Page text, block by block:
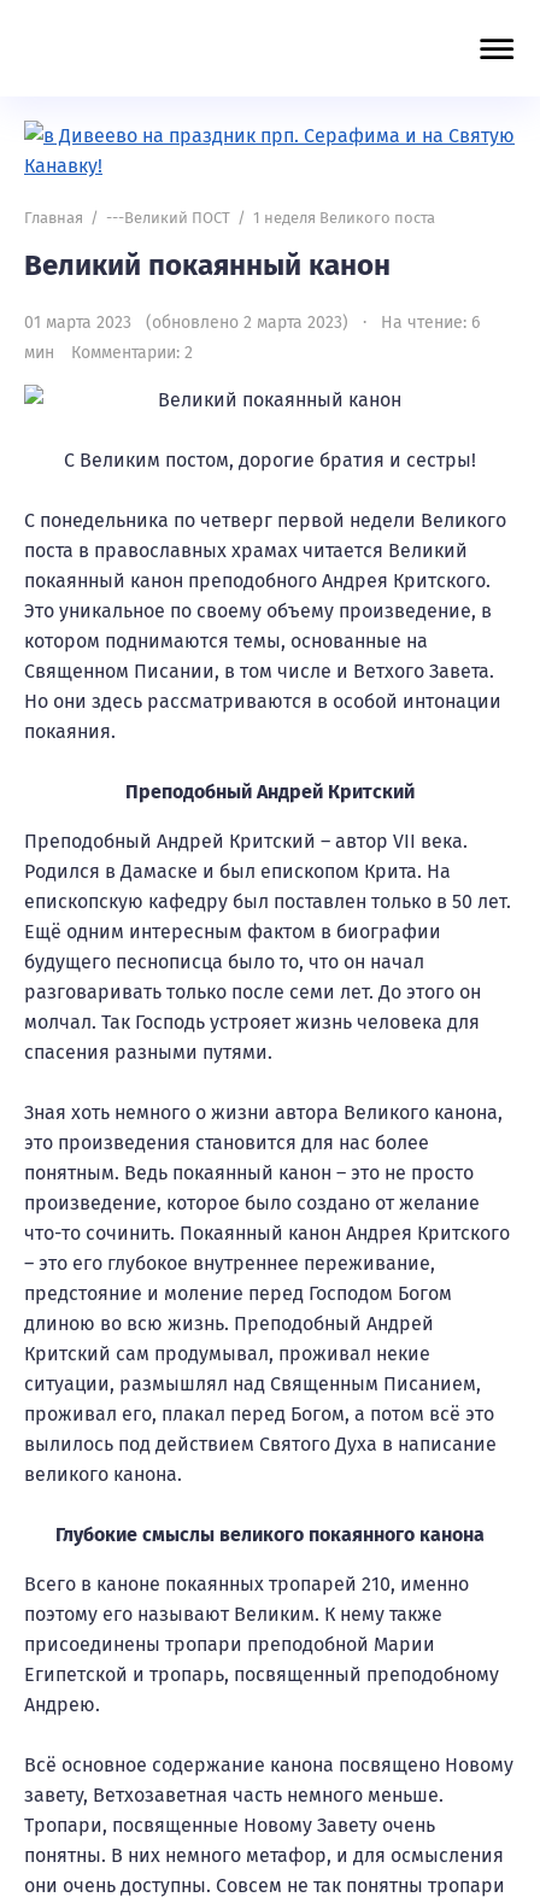
Главная / ---Великий ПОСТ / 1 неделя Великого поста
Великий покаянный канон
01 марта 2023 (обновлено 2 марта 2023) · На чтение: 6
мин
Комментарии: 2
С Великим постом, дорогие братия и сестры!
С понедельника по четверг первой недели Великого
поста в православных храмах читается Великий
покаянный канон преподобного Андрея Критского.
Это уникальное по своему объему произведение, в
котором поднимаются темы, основанные на
Священном Писании, в том числе и Ветхого Завета.
Но они здесь рассматриваются в особой интонации
покаяния.
Преподобный Андрей Критский
Преподобный Андрей Критский – автор VII века.
Родился в Дамаске и был епископом Крита. На
епископскую кафедру был поставлен только в 50 лет.
Ещё одним интересным фактом в биографии
будущего песнописца было то, что он начал
разговаривать только после семи лет. До этого он
молчал. Так Господь устрояет жизнь человека для
спасения разными путями.
Зная хоть немного о жизни автора Великого канона,
это произведения становится для нас более
понятным. Ведь покаянный канон – это не просто
произведение, которое было создано от желание
что-то сочинить. Покаянный канон Андрея Критского
– это его глубокое внутреннее переживание,
предстояние и моление перед Господом Богом
длиною во всю жизнь. Преподобный Андрей
Критский сам продумывал, проживал некие
ситуации, размышлял над Священным Писанием,
проживал его, плакал перед Богом, а потом всё это
вылилось под действием Святого Духа в написание
великого канона.
Глубокие смыслы великого покаянного канона
Всего в каноне покаянных тропарей 210, именно
поэтому его называют Великим. К нему также
присоединены тропари преподобной Марии
Египетской и тропарь, посвященный преподобному
Андрею.
Всё основное содержание канона посвящено Новому
завету, Ветхозаветная часть немного меньше.
Тропари, посвященные Новому Завету очень
понятны. В них немного метафор, и для осмысления
они очень доступны. Совсем не так понятны тропари